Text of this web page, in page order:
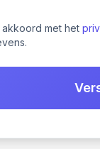
akkoord met het